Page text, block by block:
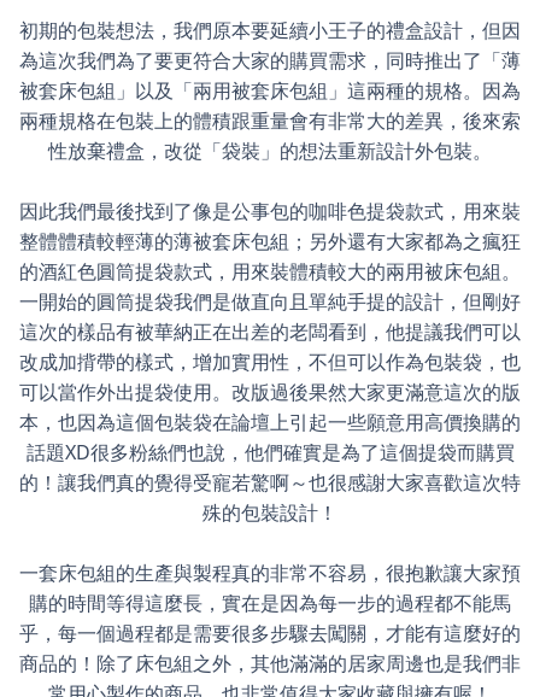
初期的包裝想法，我們原本要延續小王子的禮盒設計，但因
為這次我們為了要更符合大家的購買需求，同時推出了「薄
被套床包組」以及「兩用被套床包組」這兩種的規格。因為
兩種規格在包裝上的體積跟重量會有非常大的差異，後來索
性放棄禮盒，改從「袋裝」的想法重新設計外包裝。
因此我們最後找到了像是公事包的咖啡色提袋款式，用來裝
整體體積較輕薄的薄被套床包組；另外還有大家都為之瘋狂
的酒紅色圓筒提袋款式，用來裝體積較大的兩用被床包組。
一開始的圓筒提袋我們是做直向且單純手提的設計，但剛好
這次的樣品有被華納正在出差的老闆看到，他提議我們可以
改成加揹帶的樣式，增加實用性，不但可以作為包裝袋，也
可以當作外出提袋使用。改版過後果然大家更滿意這次的版
本，也因為這個包裝袋在論壇上引起一些願意用高價換購的
話題XD很多粉絲們也說，他們確實是為了這個提袋而購買
的！讓我們真的覺得受寵若驚啊～也很感謝大家喜歡這次特
殊的包裝設計！
一套床包組的生產與製程真的非常不容易，很抱歉讓大家預
購的時間等得這麼長，實在是因為每一步的過程都不能馬
乎，每一個過程都是需要很多步驟去闖關，才能有這麼好的
商品的！除了床包組之外，其他滿滿的居家周邊也是我們非